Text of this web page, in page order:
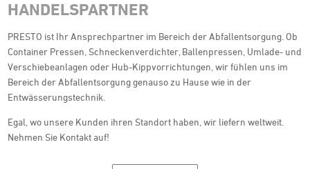
HANDELSPARTNER
PRESTO ist Ihr Ansprechpartner im Bereich der Abfallentsorgung. Ob
Container Pressen, Schneckenverdichter, Ballenpressen, Umlade- und
Verschiebeanlagen oder Hub-Kippvorrichtungen, wir fühlen uns im
Bereich der Abfallentsorgung genauso zu Hause wie in der
Entwässerungstechnik.
Egal, wo unsere Kunden ihren Standort haben, wir liefern weltweit.
Nehmen Sie Kontakt auf!